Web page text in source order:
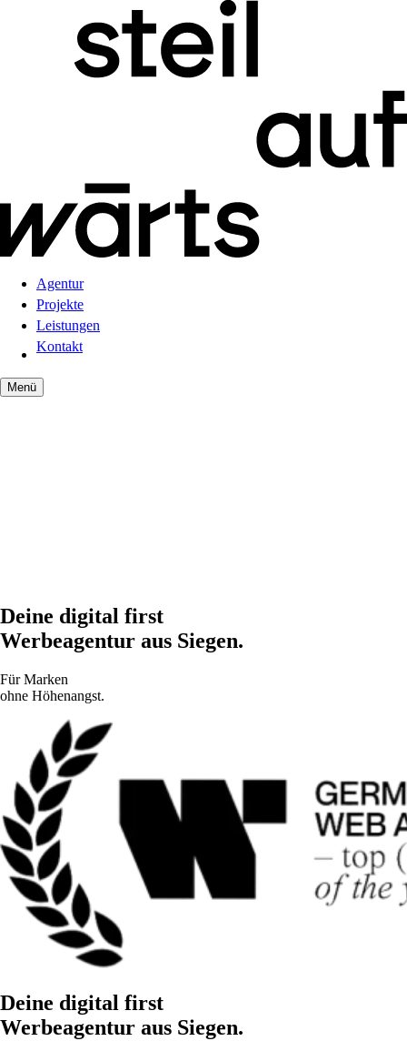
Agentur
Projekte
Leistungen
Kontakt
Menü
Deine digital first
Werbeagentur aus Siegen.
Für Marken
ohne Höhenangst.
Deine digital first
Werbeagentur aus Siegen.